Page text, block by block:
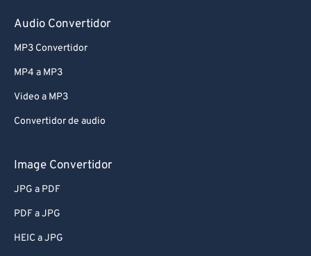
Audio Convertidor
MP3 Convertidor
MP4 a MP3
Video a MP3
Convertidor de audio
Image Convertidor
JPG a PDF
PDF a JPG
HEIC a JPG